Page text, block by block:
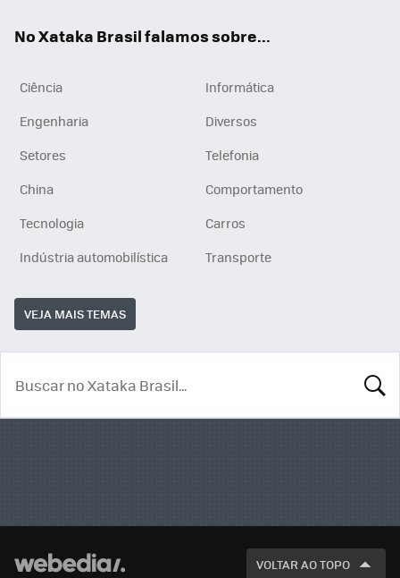
No Xataka Brasil falamos sobre...
Ciência
Informática
Engenharia
Diversos
Setores
Telefonia
China
Comportamento
Tecnologia
Carros
Indústria automobilística
Transporte
VEJA MAIS TEMAS
VOLTAR AO TOPO